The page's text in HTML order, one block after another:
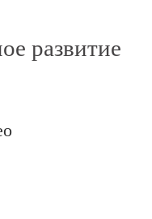
развитие